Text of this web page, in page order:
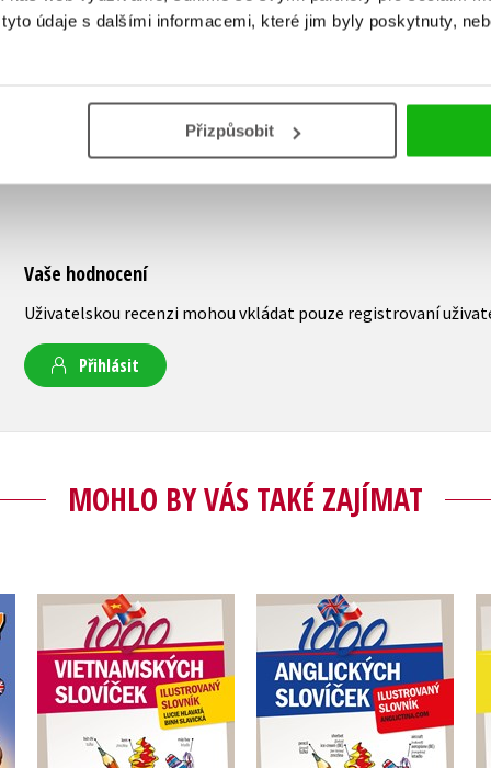
údaje s dalšími informacemi, které jim byly poskytnuty,
Přizpůsobit
199 Kč
159 Kč
Vaše hodnocení
Uživatelskou recenzi mohou vkládat pouze registrovaní
Přihlásit
MOHLO BY VÁS TAKÉ ZAJÍMAT
1000 vietnamských
slovíček
Lucie Hlavatá
,
Binh Slavická
1000 anglických
slovíček
Anglictina.com